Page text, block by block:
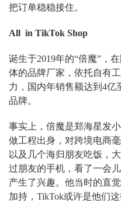
把订单稳稳接住。
All in TikTok Shop
诞生于2019年的“倍魔”，
体的品牌厂家，依托自有
力，国内年销售额达到4亿
品牌。
事实上，倍魔是郑海星发
做工程出身，对跨境电商
以及几个海归朋友吃饭，
过朋友的手机，看了一会
产生了兴趣。他当时的直
加持，TikTok或许是他们